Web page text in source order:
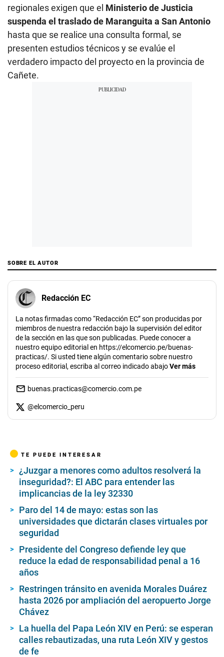
regionales exigen que el Ministerio de Justicia
suspenda el traslado de Maranguita a San Antonio
hasta que se realice una consulta formal, se
presenten estudios técnicos y se evalúe el
verdadero impacto del proyecto en la provincia de
Cañete.
SOBRE EL AUTOR
Redacción EC
La notas firmadas como “Redacción EC” son producidas por
miembros de nuestra redacción bajo la supervisión del editor
de la sección en las que son publicadas. Puede conocer a
nuestro equipo editorial en https://elcomercio.pe/buenas-
practicas/. Si usted tiene algún comentario sobre nuestro
proceso editorial, escriba al correo indicado abajoVer más
buenas.practicas@comercio.com.pe
@elcomercio_peru
TE PUEDE INTERESAR
¿Juzgar a menores como adultos resolverá la
inseguridad?: El ABC para entender las
implicancias de la ley 32330
Paro del 14 de mayo: estas son las
universidades que dictarán clases virtuales por
seguridad
Presidente del Congreso defiende ley que
reduce la edad de responsabilidad penal a 16
años
Restringen tránsito en avenida Morales Duárez
hasta 2026 por ampliación del aeropuerto Jorge
Chávez
La huella del Papa León XIV en Perú: se esperan
calles rebautizadas, una ruta León XIV y gestos
de fe